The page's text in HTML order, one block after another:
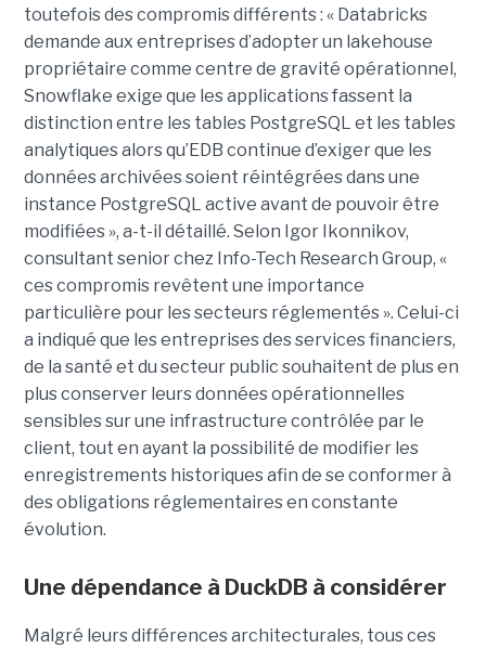
toutefois des compromis différents : « Databricks
demande aux entreprises d’adopter un lakehouse
propriétaire comme centre de gravité opérationnel,
Snowflake exige que les applications fassent la
distinction entre les tables PostgreSQL et les tables
analytiques alors qu’EDB continue d’exiger que les
données archivées soient réintégrées dans une
instance PostgreSQL active avant de pouvoir être
modifiées », a-t-il détaillé. Selon Igor Ikonnikov,
consultant senior chez Info-Tech Research Group, «
ces compromis revêtent une importance
particulière pour les secteurs réglementés ». Celui-ci
a indiqué que les entreprises des services financiers,
de la santé et du secteur public souhaitent de plus en
plus conserver leurs données opérationnelles
sensibles sur une infrastructure contrôlée par le
client, tout en ayant la possibilité de modifier les
enregistrements historiques afin de se conformer à
des obligations réglementaires en constante
évolution.
Une dépendance à DuckDB à considérer
Malgré leurs différences architecturales, tous ces